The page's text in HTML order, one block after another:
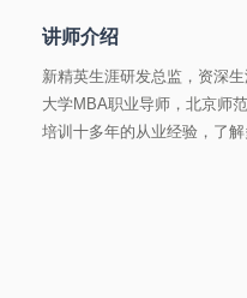
讲师介绍
新精英生涯研发总监，资深
大学MBA职业导师，北京师
培训十多年的从业经验，了解